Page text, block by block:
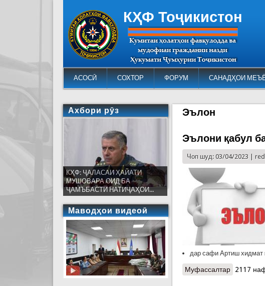
КҲФ Тоҷикистон
АСОСӢ СОХТОР ФОРУМ САНАДҲОИ
Эълон
Эълони қабул
Чоп шуд: 03/04/2023 |
дар сафи Артиш хидмат
Муфассалтар о Эълони
2117
Ахбори рӯз
КҲФ: ҶАЛАСАИ ҲАЙАТИ
МУШОВАРА ОИД БА
ҶАМЪБАСТИ НАТИҶАҲОИ...
Маводҳои видеоӣ